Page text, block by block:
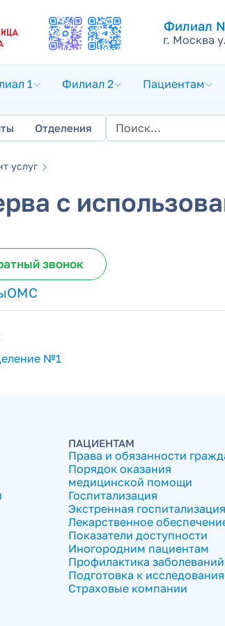
Филиал
г. Москва
1 Филиал 2 Пациентам
Отделения
услуг
с
звонок
ОМС
№1
ПАЦИЕНТАМ
Права и обязанности
Порядок оказания
медицинской помощи
Госпитализация
Экстренная госпитализация
Лекарственное
Показатели доступности
Иногородним пациентам
Профилактика заболеваний
Подготовка к
Страховые компании